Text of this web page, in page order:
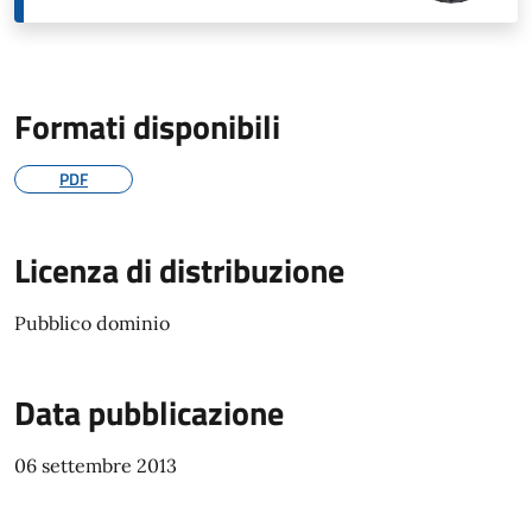
Formati disponibili
PDF
Licenza di distribuzione
Pubblico dominio
Data pubblicazione
06 settembre 2013